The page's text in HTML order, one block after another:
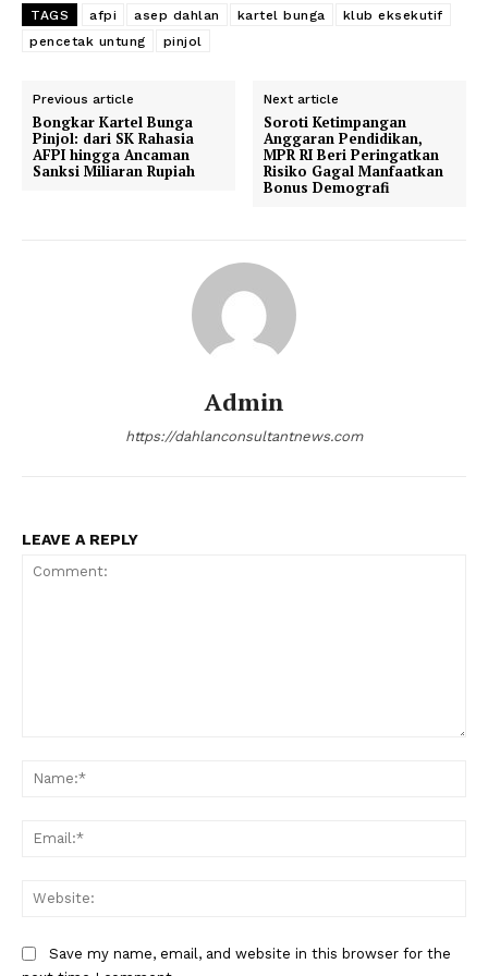
TAGS afpi asep dahlan kartel bunga
klub eksekutif
pencetak untung
pinjol
Previous article
Bongkar Kartel Bunga
Pinjol: dari SK Rahasia
AFPI hingga Ancaman
Sanksi Miliaran Rupiah
Next article
Soroti Ketimpangan
Anggaran Pendidikan,
MPR RI Beri Peringatkan
Risiko Gagal Manfaatkan
Bonus Demografi
Admin
https://dahlanconsultantnews.com
LEAVE A REPLY
Save my name, email, and website in this browser for the